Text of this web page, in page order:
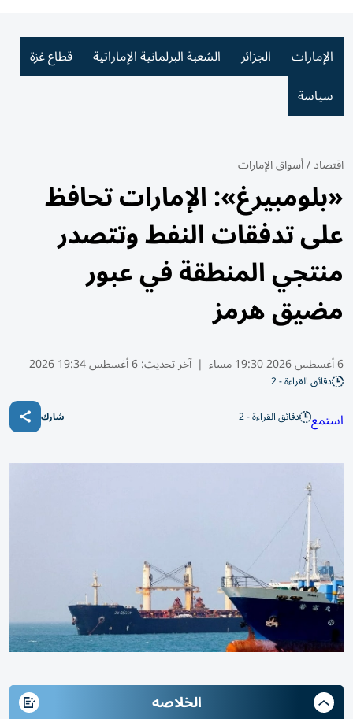
الإمارات الجزائر الشعبة البرلمانية الإماراتية
قطاع غزة
سياسة
اقتصاد/أسواق الإمارات
«بلومبيرغ»: الإمارات تحافظ
على تدفقات النفط وتتصدر
منتجي المنطقة في عبور
مضيق هرمز
6 أغسطس 2026 19:30 مساء | آخر تحديث:6 أغسطس 19:34 2026
دقائق القراءة - 2
استمع دقائق القراءة - 2 شارك
الخلاصه